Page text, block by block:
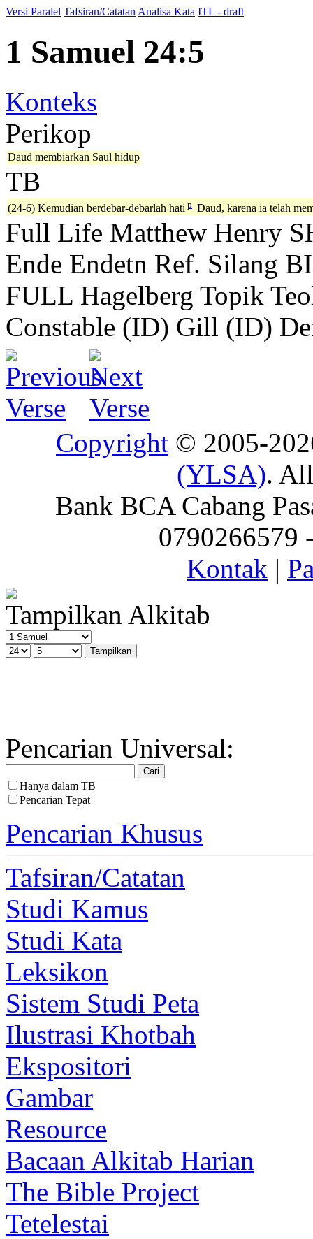
Versi Paralel Tafsiran/Catatan Analisa Kata ITL - draft
1 Samuel 24:5
Konteks
Perikop
Daud membiarkan Saul hidup
TB
(24-6) Kemudian berdebar-debarlah hati p Daud, karena ia telah
Full Life Matthew Henry
Ende Endetn Ref. Silang
FULL Hagelberg Topik
Constable (ID) Gill (ID)
Copyright © 2005-
(YLSA).
Bank BCA Cabang
0790266579
Kontak |
Tampilkan Alkitab
Pencarian Universal:
Hanya dalam TB
Pencarian Tepat
Pencarian Khusus
Tafsiran/Catatan
Studi Kamus
Studi Kata
Leksikon
Sistem Studi Peta
Ilustrasi Khotbah
Ekspositori
Gambar
Resource
Bacaan Alkitab Harian
The Bible Project
Tetelestai